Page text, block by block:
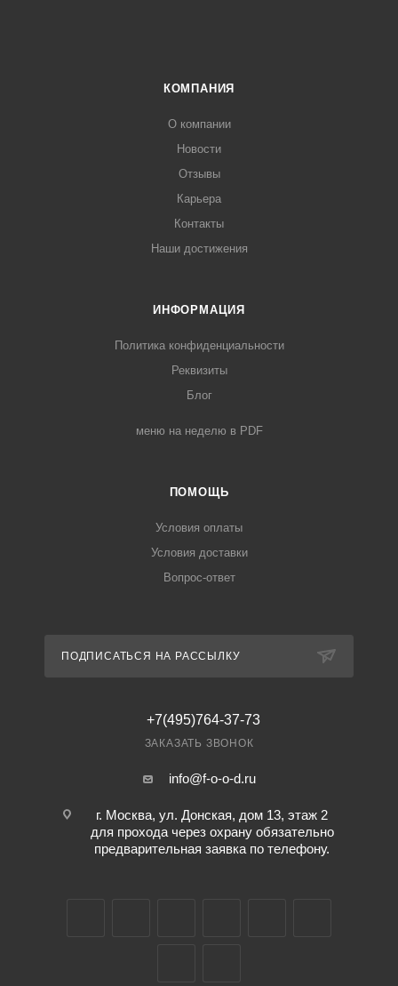
КОМПАНИЯ
О компании
Новости
Отзывы
Карьера
Контакты
Наши достижения
ИНФОРМАЦИЯ
Политика конфиденциальности
Реквизиты
Блог
меню на неделю в PDF
ПОМОЩЬ
Условия оплаты
Условия доставки
Вопрос-ответ
ПОДПИСАТЬСЯ НА РАССЫЛКУ
+7(495)764-37-73
ЗАКАЗАТЬ ЗВОНОК
info@f-o-o-d.ru
г. Москва, ул. Донская, дом 13, этаж 2
для прохода через охрану обязательно
предварительная заявка по телефону.